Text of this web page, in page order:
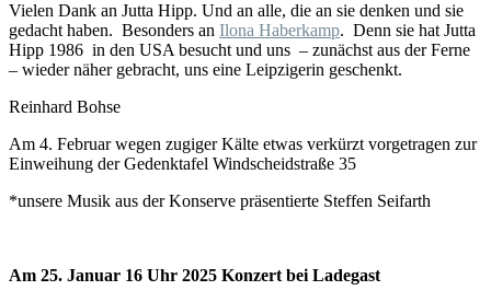
Vielen Dank an Jutta Hipp. Und an alle, die an sie denken und sie
gedacht haben. Besonders an Ilona Haberkamp. Denn sie hat Jutta
Hipp 1986 in den USA besucht und uns – zunächst aus der Ferne
– wieder näher gebracht, uns eine Leipzigerin geschenkt.
Reinhard Bohse
Am 4. Februar wegen zugiger Kälte etwas verkürzt vorgetragen zur
Einweihung der Gedenktafel Windscheidstraße 35
*unsere Musik aus der Konserve präsentierte Steffen Seifarth
Am 25. Januar 16 Uhr 2025 Konzert bei Ladegast